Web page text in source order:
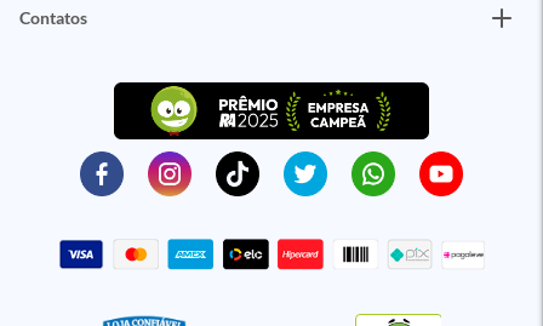
Contatos